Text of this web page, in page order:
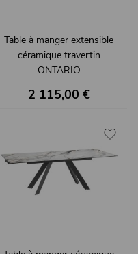
Table à manger extensible
céramique travertin
ONTARIO
2 115,00 €